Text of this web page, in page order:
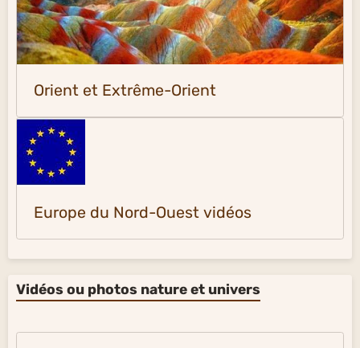
Orient et Extrême-Orient
Europe du Nord-Ouest vidéos
Vidéos ou photos nature et univers